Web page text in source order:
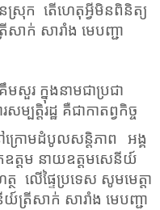
នស្រុក តើហេតុអ្វីមិនពិនិត្យ
ាក់ សារាំង មេបញ្ជា
រ ក្នុងនាមជាប្រជា
ម្បត្តិរដ្ឋ គឺជាកាតព្វកិច្ច
ក្រោមដំបូលសន្តិភាព
អង្គ
ត្តម នាយឧត្តមសេនីយ៍
ថ លើផ្ទៃប្រទេស សូមមេត្តា
ត្រីសាក់ សារាំង មេបញ្ជា